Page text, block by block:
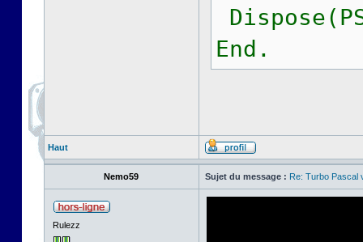
End.
Haut
Nemo59 Sujet du message : Re: Turbo Pascal
Rulezz